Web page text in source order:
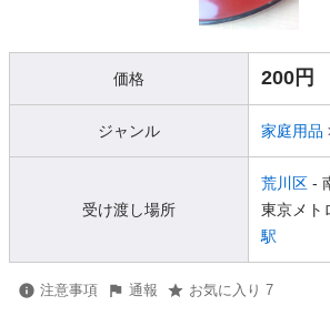
価格 200円
ジャンル 家庭用品
受け渡し場所
荒川区 -
東京メト
駅
注意事項 通報 お気に入り 7